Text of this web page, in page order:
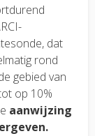
dat
rond
gebied van
op 10%
aanwijzing